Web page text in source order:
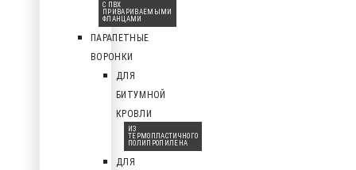
С ПВХ
ПРИВАРИВАЕМЫМИ
ФЛАНЦАМИ
ПАРАПЕТНЫЕ
ВОРОНКИ
ДЛЯ
БИТУМНОЙ
КРОВЛИ
ИЗ
ТЕРМОПЛАСТИЧНОГО
ПОЛИПРОПИЛЕНА
ДЛЯ